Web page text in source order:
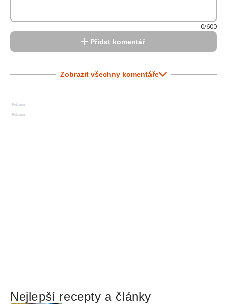
0/600
Přidat komentář
Zobrazit všechny komentáře
Reklama
Reklama
Nejlepší recepty a články